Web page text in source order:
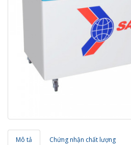
Mô tả Chứng nhận chất lượng